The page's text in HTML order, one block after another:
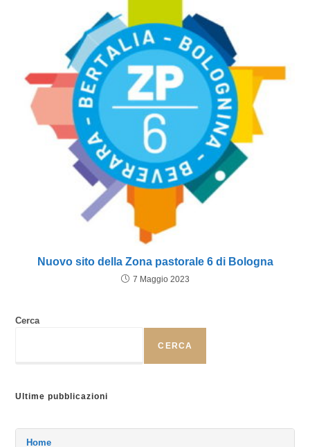
Nuovo sito della Zona pastorale 6 di Bologna
7 Maggio 2023
Cerca
CERCA
Ultime pubblicazioni
Home